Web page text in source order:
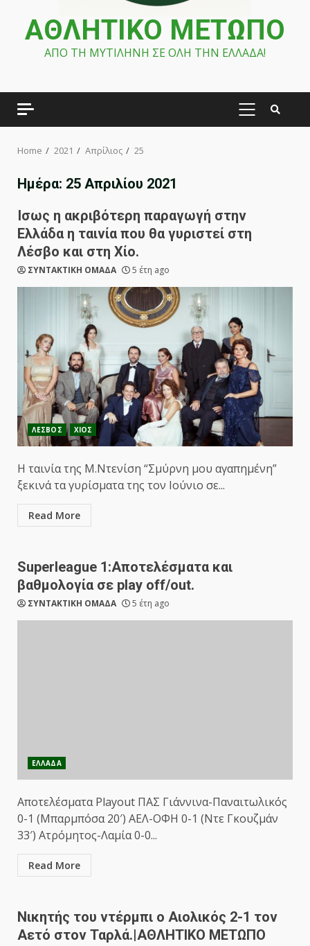
ΑΘΛΗΤΙΚΟ ΜΕΤΩΠΟ
ΑΠΟ ΤΗ ΜΥΤΙΛΗΝΗ ΣΕ ΟΛΗ ΤΗΝ ΕΛΛΑΔΑ!
PRIMARY
Home 2021 Απρίλιος 25
Ημέρα: 25 Απριλίου 2021
Ίσως η ακριβότερη παραγωγή στην
Ελλάδα η ταινία που θα γυριστεί στη
Λέσβο και στη Χίο.
ΣΥΝΤΑΚΤΙΚΗ ΟΜΑΔΑ 5 έτη ago
ΛΕΣΒΟΣ ΧΙΟΣ
Η ταινία της Μ.Ντενίση “Σμύρνη μου αγαπημένη”
ξεκινά τα γυρίσματα της τον Ιούνιο σε...
Read More
Superleague 1:Αποτελέσματα και
βαθμολογία σε play off/out.
ΣΥΝΤΑΚΤΙΚΗ ΟΜΑΔΑ 5 έτη ago
ΕΛΛΑΔΑ
Αποτελέσματα Playout ΠΑΣ Γιάννινα-Παναιτωλικός
0-1 (Μπαρμπόσα 20′) ΑΕΛ-ΟΦΗ 0-1 (Ντε Γκουζμάν
33′) Ατρόμητος-Λαμία 0-0...
Read More
Νικητής του ντέρμπι ο Αιολικός 2-1 τον
Αετό στον Ταρλά.|ΑΘΛΗΤΙΚΟ ΜΕΤΩΠΟ